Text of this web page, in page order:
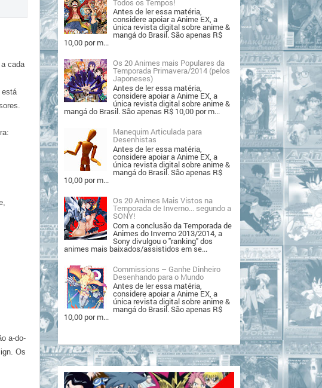
cada
está
a-do-
Os
Antes de ler essa matéria,
considere apoiar a Anime EX, a
única revista digital sobre anime &
mangá do Brasil. São apenas R$
10,00 por m...
Os 20 Animes mais Populares da
Temporada Primavera/2014 (pelos
Japoneses)
Antes de ler essa matéria,
considere apoiar a Anime EX, a
única revista digital sobre anime &
mangá do Brasil. São apenas R$ 10,00 por m...
Manequim Articulada para
Desenhistas
Antes de ler essa matéria,
considere apoiar a Anime EX, a
única revista digital sobre anime &
mangá do Brasil. São apenas R$
10,00 por m...
Os 20 Animes Mais Vistos na
Temporada de Inverno... segundo a
SONY!
Com a conclusão da Temporada de
Animes do Inverno 2013/2014, a
Sony divulgou o "ranking" dos
animes mais baixados/assistidos em se...
Commissions – Ganhe Dinheiro
Desenhando para o Mundo
Antes de ler essa matéria,
considere apoiar a Anime EX, a
única revista digital sobre anime &
mangá do Brasil. São apenas R$
10,00 por m...